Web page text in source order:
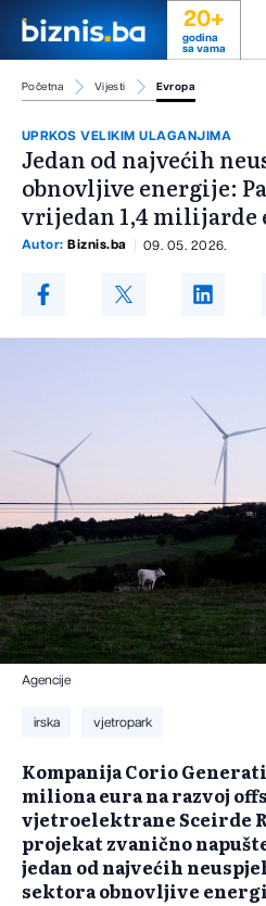
20+
godina
sa vama
Početna Vijesti Evropa
UPRKOS VELIKIM ULAGANJIMA
Jedan od najvećih
obnovljive energije:
vrijedan 1,4 milijarde
Autor: Biznis.ba 09. 05. 2026.
Agencije
irska vjetropark
Kompanija Corio
miliona eura na razvoj
vjetroelektrane Sceirde
projekat zvanično
jedan od najvećih
sektora obnovljive